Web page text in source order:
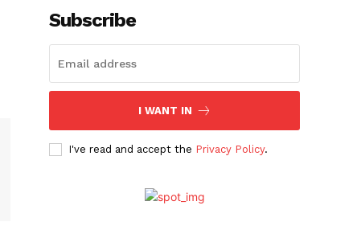
Subscribe
I WANT IN
I've read and accept the Privacy Policy.